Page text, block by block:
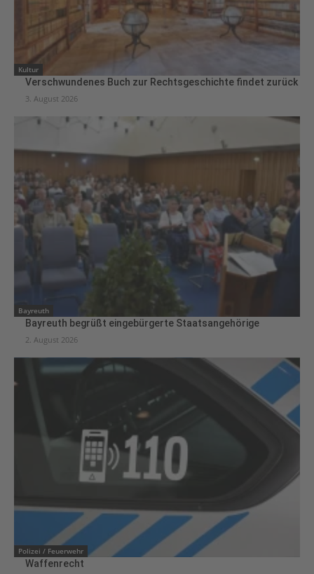
Kultur
Verschwundenes Buch zur Rechtsgeschichte findet zurück
3. August 2026
Bayreuth
Bayreuth begrüßt eingebürgerte Staatsangehörige
2. August 2026
Polizei / Feuerwehr
Waffenrecht